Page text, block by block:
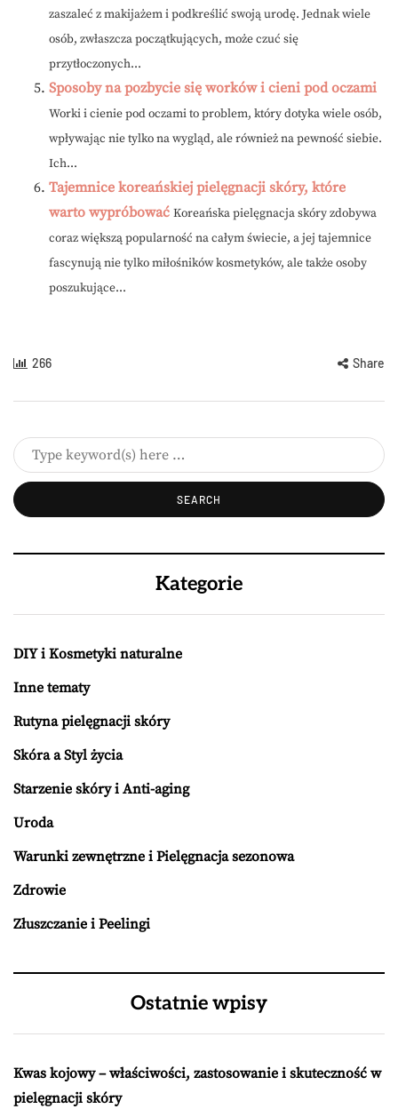
zaszaleć z makijażem i podkreślić swoją urodę. Jednak wiele
osób, zwłaszcza początkujących, może czuć się
przytłoczonych...
Sposoby na pozbycie się worków i cieni pod oczami
Worki i cienie pod oczami to problem, który dotyka wiele osób,
wpływając nie tylko na wygląd, ale również na pewność siebie.
Ich...
Tajemnice koreańskiej pielęgnacji skóry, które
warto wypróbować Koreańska pielęgnacja skóry zdobywa
coraz większą popularność na całym świecie, a jej tajemnice
fascynują nie tylko miłośników kosmetyków, ale także osoby
poszukujące...
266 Share
Kategorie
DIY i Kosmetyki naturalne
Inne tematy
Rutyna pielęgnacji skóry
Skóra a Styl życia
Starzenie skóry i Anti-aging
Uroda
Warunki zewnętrzne i Pielęgnacja sezonowa
Zdrowie
Złuszczanie i Peelingi
Ostatnie wpisy
Kwas kojowy – właściwości, zastosowanie i skuteczność w
pielęgnacji skóry